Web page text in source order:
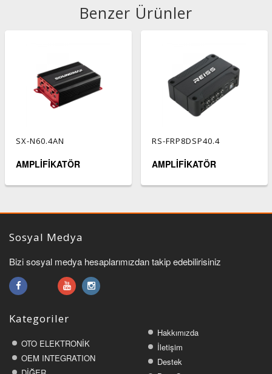
Benzer Ürünler
SX-N60.4AN
AMPLİFİKATÖR
RS-FRP8DSP40.4
AMPLİFİKATÖR
Sosyal Medya
Bizi sosyal medya hesaplarımızdan takip edebilirisiniz
Kategoriler
OTO ELEKTRONİK
OEM INTEGRATION
Hakkımızda
İletişim
Destek